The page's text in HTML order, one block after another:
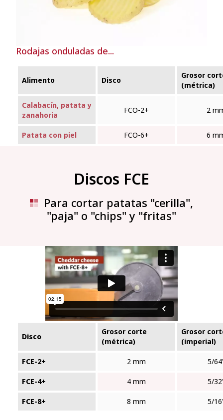
Rodajas onduladas de...
Alimento Disco
Grosor
(métrica)
Calabacín, patata y
zanahoria
FCO‑2+ 2
Patata con piel FCO‑6+ 6
Discos FCE
Para cortar patatas "cerilla",
"paja" o "chips" y "fritas"
Disco
Grosor corte
(métrica)
Grosor
(imperial)
FCE-2+ 2 mm 5/
FCE-4+ 4 mm 5/
FCE-8+ 8 mm 5/